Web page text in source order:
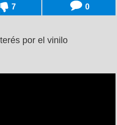
7 0
por el vinilo